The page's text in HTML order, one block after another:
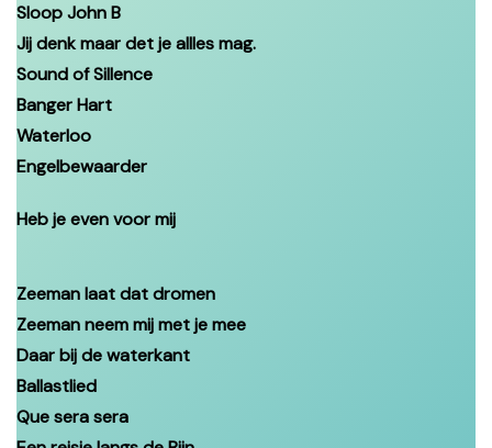
Sloop John B
Jij denk maar det je allles mag.
Sound of Sillence
Banger Hart
Waterloo
Engelbewaarder
Heb je even voor mij
Zeeman laat dat dromen
Zeeman neem mij met je mee
Daar bij de waterkant
Ballastlied
Que sera sera